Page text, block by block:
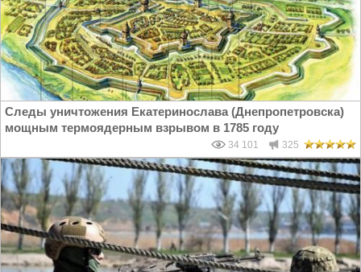
Следы уничтожения Екатеринослава (Днепропетровска)
мощным термоядерным взрывом в 1785 году
34 101 325